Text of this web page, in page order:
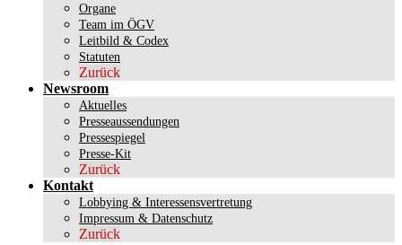
Organe
Team im ÖGV
Leitbild & Codex
Statuten
Zurück
Newsroom
Aktuelles
Presseaussendungen
Pressespiegel
Presse-Kit
Zurück
Kontakt
Lobbying & Interessensvertretung
Impressum & Datenschutz
Zurück